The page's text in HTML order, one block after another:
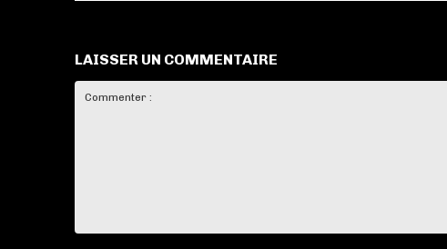
LAISSER UN COMMENTAIRE